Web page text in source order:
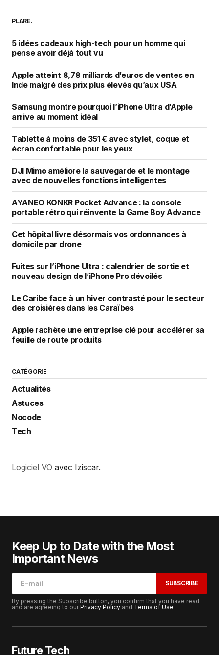
PLARE.
5 idées cadeaux high-tech pour un homme qui
pense avoir déjà tout vu
Apple atteint 8,78 milliards d’euros de ventes en
Inde malgré des prix plus élevés qu’aux USA
Samsung montre pourquoi l’iPhone Ultra d’Apple
arrive au moment idéal
Tablette à moins de 351 € avec stylet, coque et
écran confortable pour les yeux
DJI Mimo améliore la sauvegarde et le montage
avec de nouvelles fonctions intelligentes
AYANEO KONKR Pocket Advance : la console
portable rétro qui réinvente la Game Boy Advance
Cet hôpital livre désormais vos ordonnances à
domicile par drone
Fuites sur l’iPhone Ultra : calendrier de sortie et
nouveau design de l’iPhone Pro dévoilés
Le Caribe face à un hiver contrasté pour le secteur
des croisières dans les Caraïbes
Apple rachète une entreprise clé pour accélérer sa
feuille de route produits
CATÉGORIE
Actualités
Astuces
Nocode
Tech
Logiciel VO avec Iziscar.
Keep Up to Date with the Most
Important News
SUBSCRIBE
By pressing the Subscribe button, you confirm that you have read
and are agreeing to ourPrivacy Policy and Terms of Use
Future Tech